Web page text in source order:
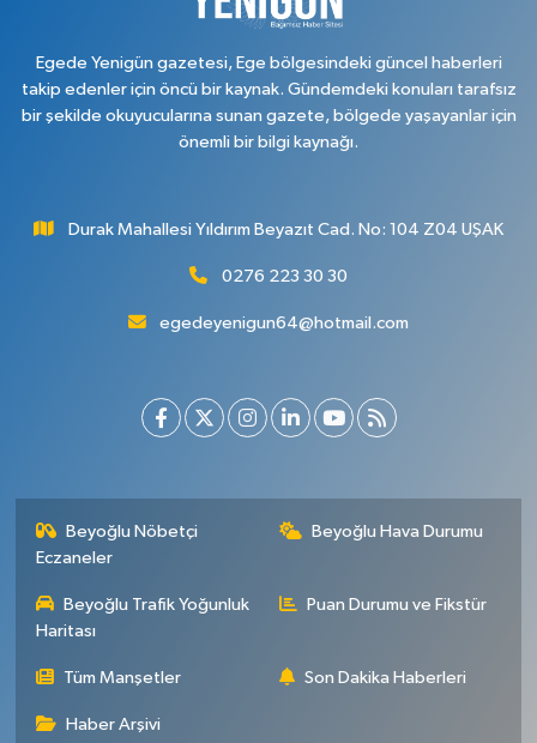
Egede Yenigün gazetesi, Ege bölgesindeki güncel haberleri
takip edenler için öncü bir kaynak. Gündemdeki konuları tarafsız
bir şekilde okuyucularına sunan gazete, bölgede yaşayanlar için
önemli bir bilgi kaynağı.
Durak Mahallesi Yıldırım Beyazıt Cad. No: 104 Z04 UŞAK
0276 223 30 30
egedeyenigun64@hotmail.com
Beyoğlu Nöbetçi
Eczaneler
Beyoğlu Hava Durumu
Beyoğlu Trafik Yoğunluk
Haritası
Puan Durumu ve Fikstür
Tüm Manşetler Son Dakika Haberleri
Haber Arşivi